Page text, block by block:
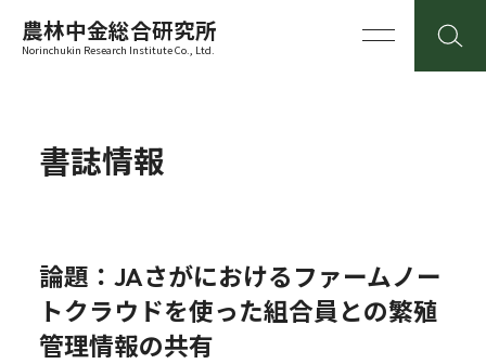
農林中金総合研究所
Norinchukin Research Institute Co., Ltd.
書誌情報
論題：JAさがにおけるファームノー
トクラウドを使った組合員との繁殖
管理情報の共有